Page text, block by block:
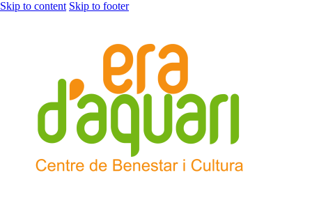
Skip to content Skip to footer